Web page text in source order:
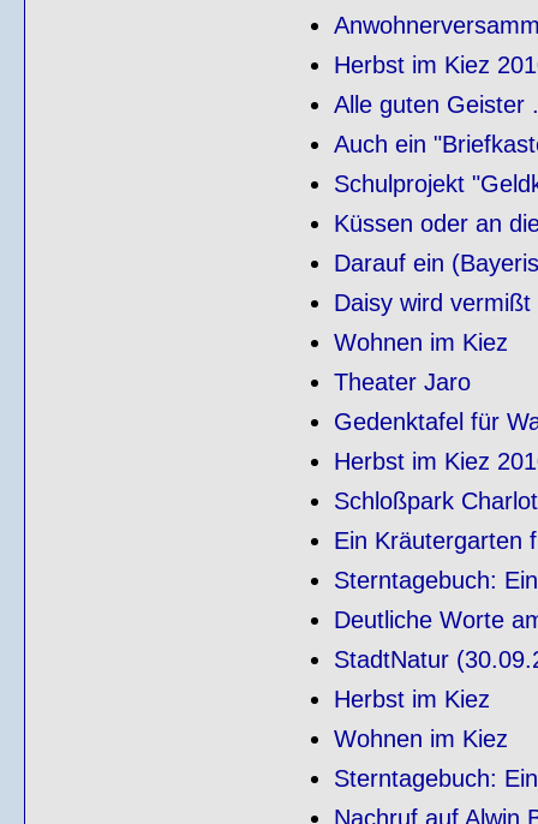
Herbst im Kiez
Alle guten Geister
Auch ein
Schulprojekt
Küssen oder an
Darauf ein
Daisy wird vermißt
Wohnen im Kiez
Theater Jaro
Gedenktafel für
Herbst im Kiez
Schloßpark
Ein Kräutergarten
Sterntagebuch:
Deutliche Worte
StadtNatur
Herbst im Kiez
Wohnen im Kiez
Sterntagebuch:
Nachruf auf Alwin